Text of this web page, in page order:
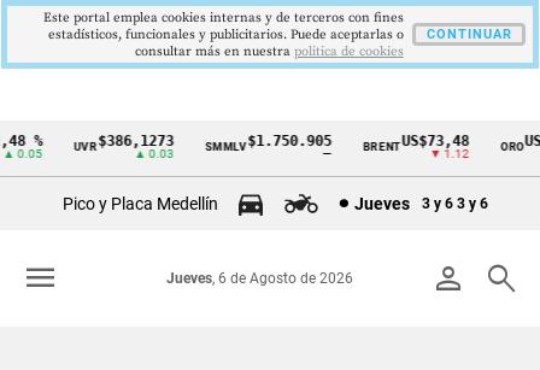
Cintillo
Colombia
% UVR$386,1273
▲ 0.03
SMMLV$1.750.905 BRENTUS$73,48
▼ 1.12
ORO
Pico y Placa Medellín Jueves 3 y 6 3 y 6
person search
Jueves, 6 de Agosto de 2026
menu
Este portal emplea cookies internas y de terceros con fines
estadísticos, funcionales y publicitarios. Puede aceptarlas o
consultar más en nuestra politica de cookies
CONTINUAR